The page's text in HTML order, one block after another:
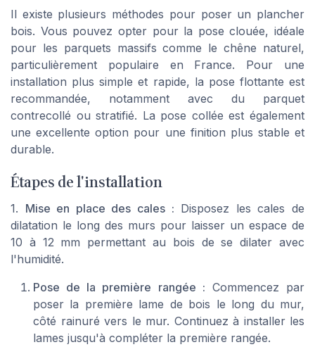
Il existe plusieurs méthodes pour poser un plancher
bois. Vous pouvez opter pour la pose clouée, idéale
pour les parquets massifs comme le chêne naturel,
particulièrement populaire en France. Pour une
installation plus simple et rapide, la pose flottante est
recommandée, notamment avec du parquet
contrecollé ou stratifié. La pose collée est également
une excellente option pour une finition plus stable et
durable.
Étapes de l'installation
1. Mise en place des cales : Disposez les cales de
dilatation le long des murs pour laisser un espace de
10 à 12 mm permettant au bois de se dilater avec
l'humidité.
Pose de la première rangée : Commencez par
poser la première lame de bois le long du mur,
côté rainuré vers le mur. Continuez à installer les
lames jusqu'à compléter la première rangée.